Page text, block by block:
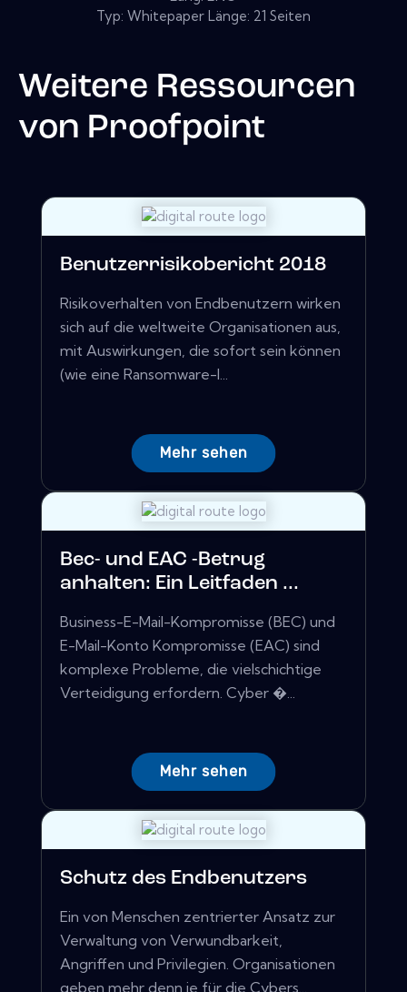
Typ: Whitepaper Länge: 21 Seiten
Weitere Ressourcen
von Proofpoint
Benutzerrisikobericht 2018
Risikoverhalten von Endbenutzern wirken
sich auf die weltweite Organisationen aus,
mit Auswirkungen, die sofort sein können
(wie eine Ransomware-I...
Mehr sehen
Bec- und EAC -Betrug
anhalten: Ein Leitfaden ...
Business-E-Mail-Kompromisse (BEC) und
E-Mail-Konto Kompromisse (EAC) sind
komplexe Probleme, die vielschichtige
Verteidigung erfordern. Cyber ​�...
Mehr sehen
Schutz des Endbenutzers
Ein von Menschen zentrierter Ansatz zur
Verwaltung von Verwundbarkeit,
Angriffen und Privilegien. Organisationen
geben mehr denn je für die Cybers...